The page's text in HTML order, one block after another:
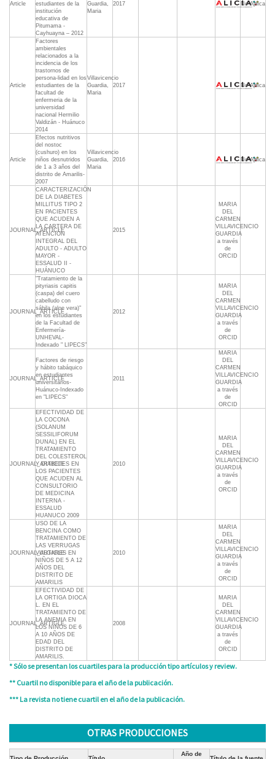
Article
estudiantes de la
institución
educativa de
Pitumama -
Cayhuayna – 2012
Guardia,
Maria
2017 No Aplica
Article
Factores
ambientales
relacionados a la
incidencia de los
trastornos de
persona-lidad en los
estudiantes de la
facultad de
enfermeria de la
universidad
nacional Hermilio
Valdizán - Huánuco
2014
Villavicencio
Guardia,
Maria
2017 No Aplica
Article
Efectos nutritivos
del nostoc
(cushuro) en los
niños desnutridos
de 1 a 3 años del
distrito de Amarilis-
2007
Villavicencio
Guardia,
Maria
2016 No Aplica
JOURNAL_ARTICLE
CARACTERIZACIÓN
DE LA DIABETES
MILLITUS TIPO 2
EN PACIENTES
QUE ACUDEN A
LA CARTERA DE
ATENCIÓN
INTEGRAL DEL
ADULTO - ADULTO
MAYOR -
ESSALUD II -
HUÁNUCO
2015
MARIA
DEL
CARMEN
VILLAVICENCIO
GUARDIA
a través
de
ORCID
JOURNAL_ARTICLE
"Tratamiento de la
pityriasis capitis
(caspa) del cuero
cabelludo con
sábila (aloe vera)"
en los estudiantes
de la Facultad de
Enfermería-
UNHEVAL-
Indexado " LIPECS"
2012
MARIA
DEL
CARMEN
VILLAVICENCIO
GUARDIA
a través
de
ORCID
JOURNAL_ARTICLE
Factores de riesgo
y hábito tabáquico
en estudiantes
universitarios-
Huánuco-Indexado
en "LIPECS"
2011
MARIA
DEL
CARMEN
VILLAVICENCIO
GUARDIA
a través
de
ORCID
JOURNAL_ARTICLE
EFECTIVIDAD DE
LA COCONA
(SOLANUM
SESSILIFORUM
DUNAL) EN EL
TRATAMIENTO
DEL COLESTEROL
Y DIABETES EN
LOS PACIENTES
QUE ACUDEN AL
CONSULTORIO
DE MEDICINA
INTERNA -
ESSALUD
HUANUCO 2009
2010
MARIA
DEL
CARMEN
VILLAVICENCIO
GUARDIA
a través
de
ORCID
JOURNAL_ARTICLE
USO DE LA
BENCINA COMO
TRATAMIENTO DE
LAS VERRUGAS
VULGARES EN
NIÑOS DE 5 A 12
AÑOS DEL
DISTRITO DE
AMARILIS
2010
MARIA
DEL
CARMEN
VILLAVICENCIO
GUARDIA
a través
de
ORCID
JOURNAL_ARTICLE
EFECTIVIDAD DE
LA ORTIGA DIOCA
L. EN EL
TRATAMIENTO DE
LA ANEMIA EN
LOS NIÑOS DE 6
A 10 AÑOS DE
EDAD DEL
DISTRITO DE
AMARILIS.
2008
MARIA
DEL
CARMEN
VILLAVICENCIO
GUARDIA
a través
de
ORCID
* Sólo se presentan los cuartiles para la producción tipo artículos y review.
** Cuartil no disponible para el año de la publicación.
*** La revista no tiene cuartil en el año de la publicación.
OTRAS PRODUCCIONES
Año de